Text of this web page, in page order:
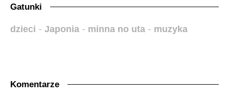
Gatunki
dzieci - Japonia - minna no uta - muzyka
Komentarze